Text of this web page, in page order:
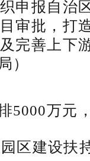
申报自治
审批，打
完善上下
）
5000万元
区建设扶